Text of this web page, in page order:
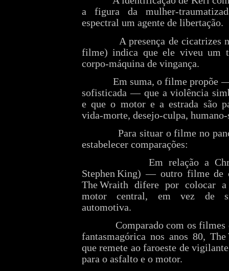
a figura da
espectral um agente de libertação.
A presença de cicatrizes
filme) indica que ele viveu um
corpo‑máquina de vingança.
Em suma, o filme propõe
sofisticada — que a violência
e que o motor e a estrada são
vida‑morte, desejo‑culpa,
Para situar o filme no
estabelecer comparações:
Em relação a
Stephen King) — outro filme de
The Wraith difere por colocar a
motor central, em vez de
automotiva.
Comparado com os filmes
fantasmagórica nos anos 80,
que remete ao faroeste de
para o asfalto e o motor.